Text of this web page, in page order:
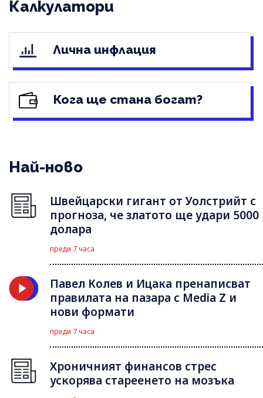
Калкулатори
Лична инфлация
Кога ще стана богат?
Най-ново
Швейцарски гигант от Уолстрийт с
прогноза, че златото ще удари 5000
долара
преди 7 часа
Павел Колев и Ицака пренаписват
правилата на пазара с Media Z и
нови формати
преди 7 часа
Хроничният финансов стрес
ускорява стареенето на мозъка